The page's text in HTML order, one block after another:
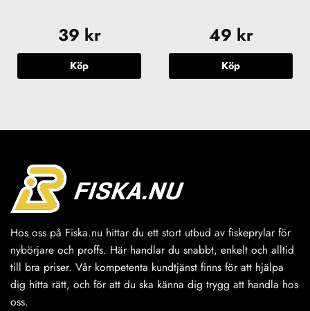
39 kr
Köp
49 kr
Köp
Hos oss på Fiska.nu hittar du ett stort utbud av fiskeprylar för
nybörjare och proffs. Här handlar du snabbt, enkelt och alltid
till bra priser. Vår kompetenta kundtjänst finns för att hjälpa
dig hitta rätt, och för att du ska känna dig trygg att handla hos
oss.